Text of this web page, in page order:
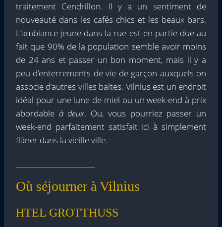
traitement Cendrillon. Il y a un sentiment de
nouveauté dans les cafés chics et les beaux bars.
L’ambiance jeune dans la rue est en partie due au
fait que 90% de la population semble avoir moins
de 24 ans et passer un bon moment, mais il y a
peu d’enterrements de vie de garçon auxquels on
associe d’autres villes baltes. Vilnius est un endroit
idéal pour une lune de miel ou un week-end à prix
abordable à deux. Ou, vous pourriez passer un
week-end parfaitement satisfait ici à simplement
flâner dans la vieille ville.
Où séjourner à Vilnius
HTEL GROTTHUSS